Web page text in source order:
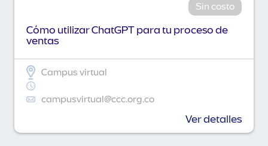
Sin costo
Cómo utilizar ChatGPT para tu proceso de
ventas
Campus virtual
campusvirtual@ccc.org.co
Ver detalles